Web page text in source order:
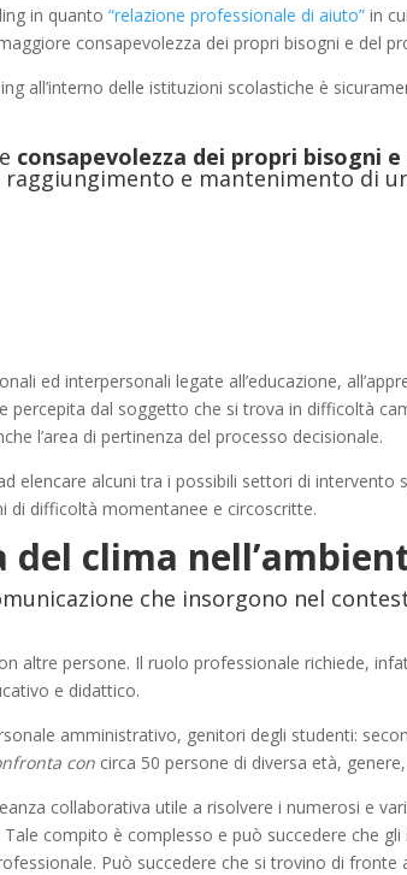
in quanto“relazione professionale di aiuto” in
consapevolezza dei propri bisogni e del
all’interno delle istituzioni scolastiche è
consapevolezza dei propri bisogni
e mantenimento di
ed interpersonali legate all’educazione,
dal soggetto che si trova in difficoltà
l’area di pertinenza del processo decisionale.
alcuni tra i possibili settori di intervento
di difficoltà momentanee e circoscritte.
del clima
che insorgono nel
altre persone. Il ruolo professionale richiede,
e didattico.
amministrativo, genitori degli studenti:
con circa 50 persone di diversa età,
collaborativa utile a risolvere i numerosi e
compito è complesso e può succedere che
Può succedere che si trovino di fronte